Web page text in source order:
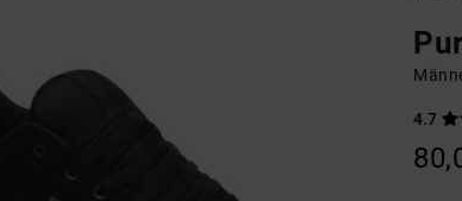
4.7